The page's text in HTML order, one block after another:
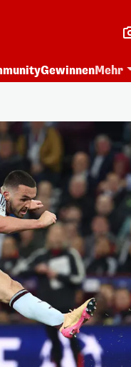
GewinnenMehr